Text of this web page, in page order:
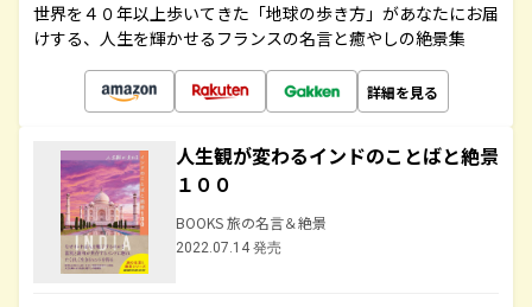
世界を４０年以上歩いてきた「地球の歩き方」があなたにお届
けする、人生を輝かせるフランスの名言と癒やしの絶景集
詳細を見る
人生観が変わるインドのことばと絶景
１００
BOOKS 旅の名言＆絶景
2022.07.14 発売